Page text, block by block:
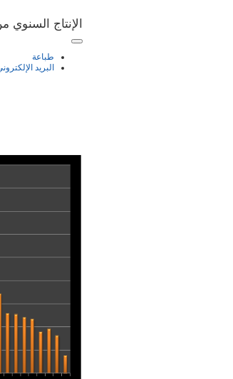
الإنتاج السنوي
طباعة
البريد